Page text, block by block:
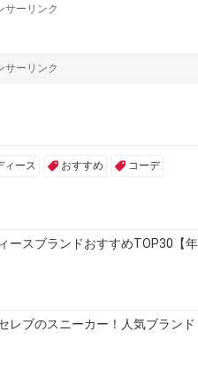
サーリンク
サーリンク
ィース おすすめ コーデ
ースブランドおすすめTOP30【年
レブのスニーカー！人気ブランド